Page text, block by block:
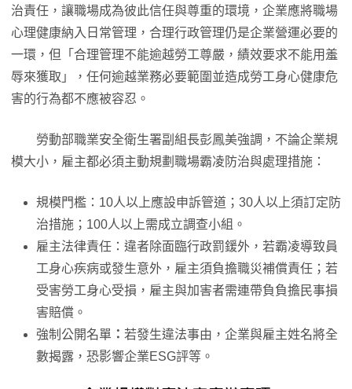
治責任，讓職場成為彼此信任與尊重的環境，企業應將職場
心理健康納入日常管理，合理行政管理仍是企業營運必要的
一環，但「合理管理不能逾越勞工尊嚴，績效要求不能用羞
辱來獲取」，任何逾越業務必要範圍並造成勞工身心健康危
害的行為都不應被容忍。
勞動部職業安全衛生署副組長彭鳳美強調，不論企業規
模大小，雇主都必須主動規劃職場霸凌防治與處理措施：
規模門檻：10人以上應設申訴管道；30人以上須訂定防
治措施；100人以上需成立調查小組。
雇主法律責任：違者除面臨行政罰鍰外，若霸凌導致員
工身心疾病或發生意外，雇主須負擔職災補償責任；若
受害勞工身心受損，雇主與加害者需連帶負負擔民事損
害賠償。
強制公開名單 ： 若發生違法事由，企業與雇主姓名將全
數揭露，恐影響企業ESG評等。